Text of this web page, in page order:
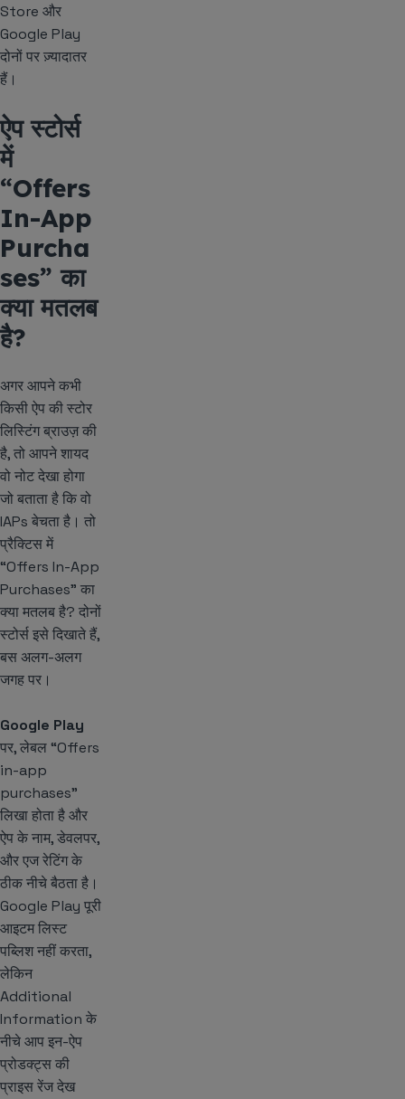
Store और
Google Play
दोनों पर ज़्यादातर
हैं।
ऐप स्टोर्स
में
“Offers
In-App
Purcha
ses” का
क्या मतलब
है?
अगर आपने कभी
किसी ऐप की स्टोर
लिस्टिंग ब्राउज़ की
है, तो आपने शायद
वो नोट देखा होगा
जो बताता है कि वो
IAPs बेचता है। तो
प्रैक्टिस में
“Offers In-App
Purchases” का
क्या मतलब है? दोनों
स्टोर्स इसे दिखाते हैं,
बस अलग-अलग
जगह पर।
Google Play
पर, लेबल “Offers
in-app
purchases”
लिखा होता है और
ऐप के नाम, डेवलपर,
और एज रेटिंग के
ठीक नीचे बैठता है।
Google Play पूरी
आइटम लिस्ट
पब्लिश नहीं करता,
लेकिन
Additional
Information के
नीचे आप इन-ऐप
प्रोडक्ट्स की
प्राइस रेंज देख